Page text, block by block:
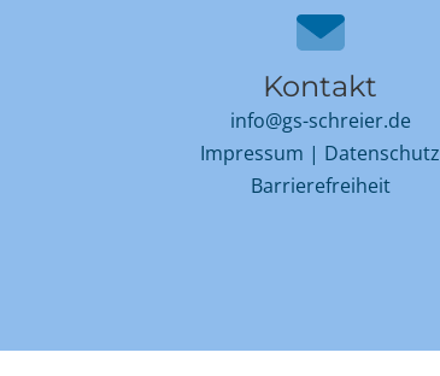
Kontakt
info@gs-schreier.de
Impressum | Datenschutz
Barrierefreiheit